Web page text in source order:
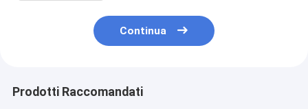
Continua
Prodotti Raccomandati